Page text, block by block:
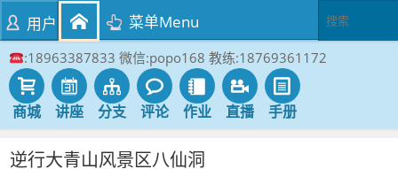
:18963387833 微信:popo168 教练:18769361172
商城 讲座 分支 评论 作业 直播 手册
用户 菜单Menu
逆行大青山风景区八仙洞